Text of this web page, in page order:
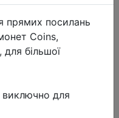
прямих посилань
Coins,
для більшої
виключно для